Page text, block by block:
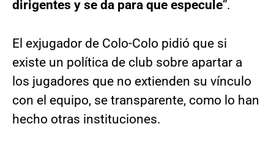
dirigentes y se da para que especule“.
El exjugador de Colo-Colo pidió que si
existe un política de club sobre apartar a
los jugadores que no extienden su vínculo
con el equipo, se transparente, como lo han
hecho otras instituciones.